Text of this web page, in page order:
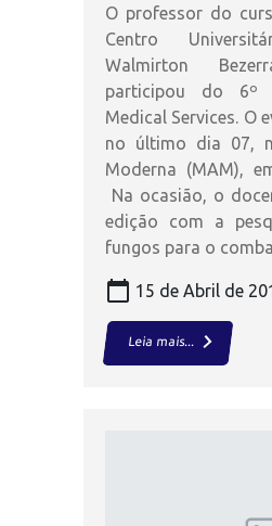
O professor do
Centro
Walmirton
participou do 6º
Medical Services. O
no último dia 07,
Moderna (MAM),
Na ocasião, o
edição com a
fungos para o
calendar_today 15 de Abril de
Leia mais...keyboard_arrow_right